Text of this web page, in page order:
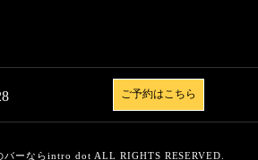
ご予約はこちら
ーならintro dot ALL RIGHTS RESERVED.